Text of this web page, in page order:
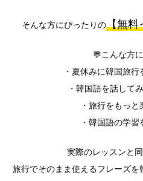
そんな方にぴったりの【無料
💬こんな方
・夏休みに韓国旅
・韓国語を話して
・旅行をもっ
・韓国語の学
実際のレッスンと
旅行でそのまま使えるフレーズ